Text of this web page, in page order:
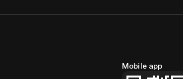
Mobile app